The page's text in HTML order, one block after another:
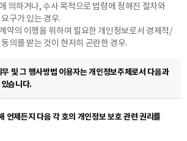
의하거나, 수사 목적으로 법령에 정해진 절차와
구가 있는 경우.
약의 이행을 위하여 필요한 개인정보로서 경제적/
의를 받는 것이 현저히 곤란한 경우.
및 그 행사방법 이용자는 개인정보주체로서 다음과
습니다.
언제든지 다음 각 호의 개인정보 보호 관련 권리를